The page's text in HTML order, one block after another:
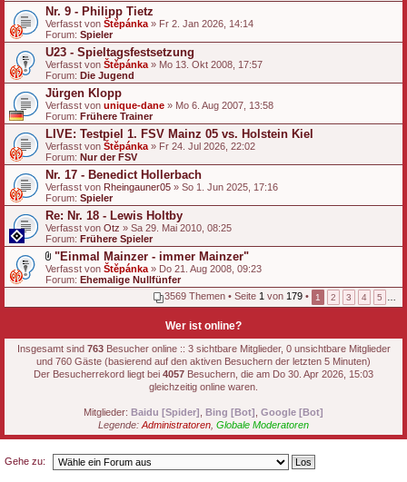
Nr. 9 - Philipp Tietz
Verfasst von Štěpánka » Fr 2. Jan 2026, 14:14
Forum: Spieler
U23 - Spieltagsfestsetzung
Verfasst von Štěpánka » Mo 13. Okt 2008, 17:57
Forum: Die Jugend
Jürgen Klopp
Verfasst von unique-dane » Mo 6. Aug 2007, 13:58
Forum: Frühere Trainer
LIVE: Testpiel 1. FSV Mainz 05 vs. Holstein Kiel
Verfasst von Štěpánka » Fr 24. Jul 2026, 22:02
Forum: Nur der FSV
Nr. 17 - Benedict Hollerbach
Verfasst von Rheingauner05 » So 1. Jun 2025, 17:16
Forum: Spieler
Re: Nr. 18 - Lewis Holtby
Verfasst von Otz » Sa 29. Mai 2010, 08:25
Forum: Frühere Spieler
D
a
t
i
h
a
n
g
"Einmal Mainzer - immer Mainzer"
Verfasst von Štěpánka » Do 21. Aug 2008, 09:23
Forum: Ehemalige Nullfünfer
3569 Themen • Seite 1 von 179 • 1 2 3 4 5
Wer ist online?
Insgesamt sind 763Besucher online :: 3 sichtbare Mitglieder, 0 unsichtbare Mitglieder
und 760 Gäste (basierend auf den aktiven Besuchern der letzten 5 Minuten)
Der Besucherrekord liegt bei 4057 Besuchern, die am Do 30. Apr 2026, 15:03
gleichzeitig online waren.
Mitglieder: Baidu [Spider] Bing [Bot] Google [Bot]
Legende: Administratoren Globale Moderatoren
Gehe zu: